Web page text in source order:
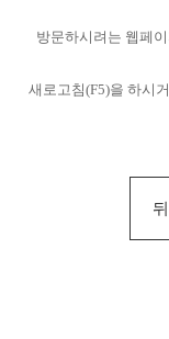
방문하시려는 웹페
새로고침(F5)을 하시